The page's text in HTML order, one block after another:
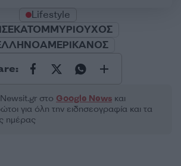
Lifestyle
στο Google News και
για όλη την ειδησεογραφία και τα
ημέρας